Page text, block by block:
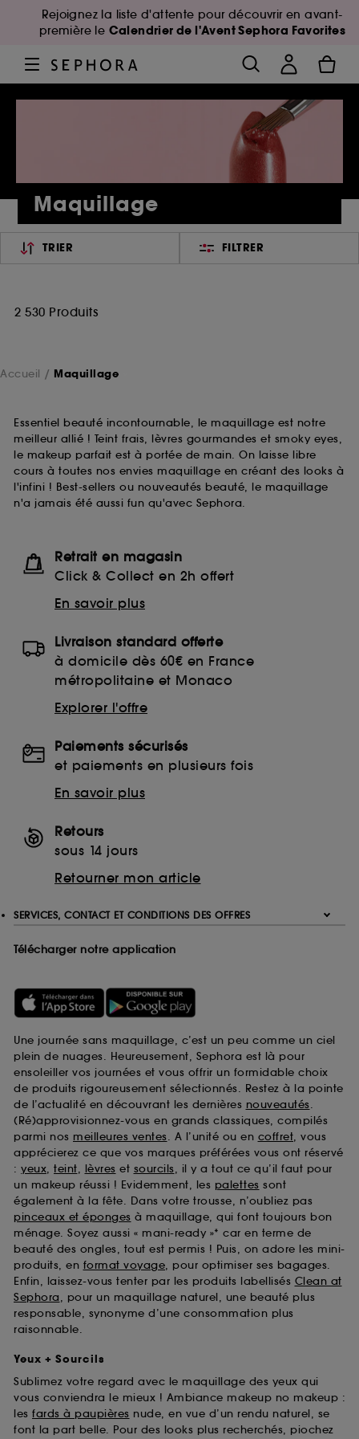
Rejoignez la liste d'attente pour découvrir en avant-
première le Calendrier de l'Avent Sephora Favorites
Maquillage
TRIER FILTRER
2 530 Produits
Accueil Maquillage
Essentiel beauté incontournable, le maquillage est notre
meilleur allié ! Teint frais, lèvres gourmandes et smoky eyes,
le makeup parfait est à portée de main. On laisse libre
cours à toutes nos envies maquillage en créant des looks à
l'infini ! Best-sellers ou nouveautés beauté, le maquillage
n'a jamais été aussi fun qu'avec Sephora.
Retrait en magasin
Click & Collect en 2h offert
En savoir plus
Livraison standard offerte
à domicile dès 60€ en France
métropolitaine et Monaco
Explorer l'offre
Paiements sécurisés
et paiements en plusieurs fois
En savoir plus
Retours
sous 14 jours
Retourner mon article
SERVICES, CONTACT ET CONDITIONS DES OFFRES
Télécharger notre application
Une journée sans maquillage, c’est un peu comme un ciel
plein de nuages. Heureusement, Sephora est là pour
ensoleiller vos journées et vous offrir un formidable choix
de produits rigoureusement sélectionnés. Restez à la pointe
de l’actualité en découvrant les dernières nouveautés.
(Ré)approvisionnez-vous en grands classiques, compilés
parmi nos meilleures ventes. A l’unité ou en coffret, vous
apprécierez ce que vos marques préférées vous ont réservé
: yeux, teint, lèvres et sourcils, il y a tout ce qu’il faut pour
un makeup réussi ! Evidemment, les palettes sont
également à la fête. Dans votre trousse, n’oubliez pas
pinceaux et éponges à maquillage, qui font toujours bon
ménage. Soyez aussi « mani-ready »* car en terme de
beauté des ongles, tout est permis ! Puis, on adore les mini-
produits, en format voyage, pour optimiser ses bagages.
Enfin, laissez-vous tenter par les produits labellisés Clean at
Sephora, pour un maquillage naturel, une beauté plus
responsable, synonyme d’une consommation plus
raisonnable.
Yeux + Sourcils
Sublimez votre regard avec le maquillage des yeux qui
vous conviendra le mieux ! Ambiance makeup no makeup :
les fards à paupières nude, en vue d’un rendu naturel, se
font la part belle. Pour des looks plus recherchés, piochez